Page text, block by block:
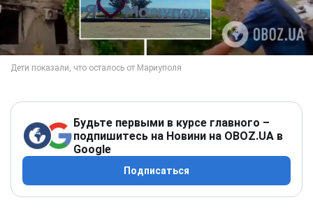
Будьте первыми в курсе главного –
подпишитесь на Новини на OBOZ.UA в
Google
Подписаться